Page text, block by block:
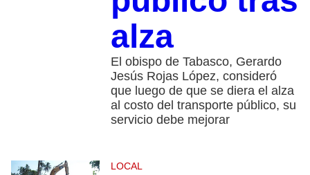
alza
El obispo de Tabasco, Gerardo
Jesús Rojas López, consideró
que luego de que se diera el alza
al costo del transporte público, su
servicio debe mejorar
LOCAL